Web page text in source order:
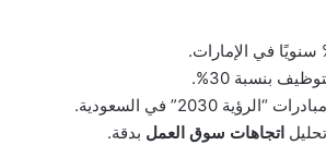
بنسبة 30%.
2030” في السعودية.
اتجاهات سوق العمل بدقة.